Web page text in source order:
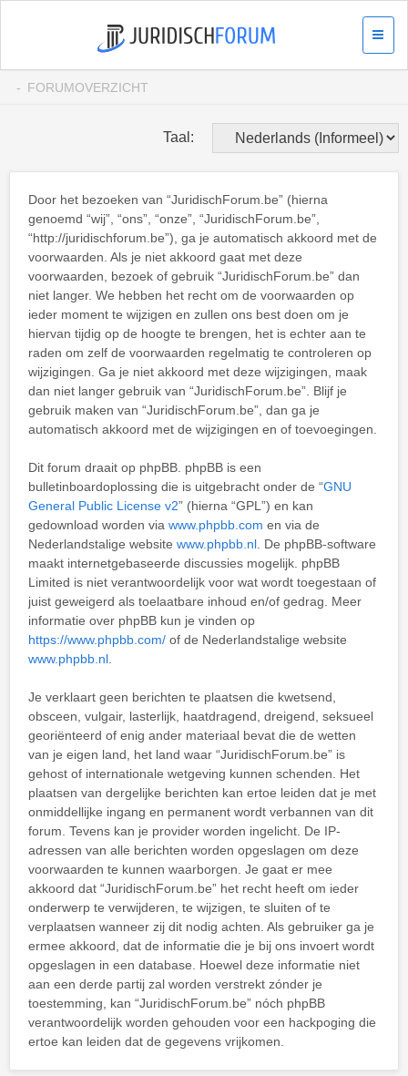
FORUMOVERZICHT
Taal:
Door het bezoeken van “JuridischForum.be” (hierna
genoemd “wij”, “ons”, “onze”, “JuridischForum.be”,
“http://juridischforum.be”), ga je automatisch akkoord met de
voorwaarden. Als je niet akkoord gaat met deze
voorwaarden, bezoek of gebruik “JuridischForum.be” dan
niet langer. We hebben het recht om de voorwaarden op
ieder moment te wijzigen en zullen ons best doen om je
hiervan tijdig op de hoogte te brengen, het is echter aan te
raden om zelf de voorwaarden regelmatig te controleren op
wijzigingen. Ga je niet akkoord met deze wijzigingen, maak
dan niet langer gebruik van “JuridischForum.be”. Blijf je
gebruik maken van “JuridischForum.be”, dan ga je
automatisch akkoord met de wijzigingen en of toevoegingen.
Dit forum draait op phpBB. phpBB is een
bulletinboardoplossing die is uitgebracht onder de “GNU
General Public License v2” (hierna “GPL”) en kan
gedownload worden via www.phpbb.com en via de
Nederlandstalige website www.phpbb.nl . De phpBB-software
maakt internetgebaseerde discussies mogelijk. phpBB
Limited is niet verantwoordelijk voor wat wordt toegestaan of
juist geweigerd als toelaatbare inhoud en/of gedrag. Meer
informatie over phpBB kun je vinden op
https://www.phpbb.com/ of de Nederlandstalige website
www.phpbb.nl
Je verklaart geen berichten te plaatsen die kwetsend,
obsceen, vulgair, lasterlijk, haatdragend, dreigend, seksueel
georiënteerd of enig ander materiaal bevat die de wetten
van je eigen land, het land waar “JuridischForum.be” is
gehost of internationale wetgeving kunnen schenden. Het
plaatsen van dergelijke berichten kan ertoe leiden dat je met
onmiddellijke ingang en permanent wordt verbannen van dit
forum. Tevens kan je provider worden ingelicht. De IP-
adressen van alle berichten worden opgeslagen om deze
voorwaarden te kunnen waarborgen. Je gaat er mee
akkoord dat “JuridischForum.be” het recht heeft om ieder
onderwerp te verwijderen, te wijzigen, te sluiten of te
verplaatsen wanneer zij dit nodig achten. Als gebruiker ga je
ermee akkoord, dat de informatie die je bij ons invoert wordt
opgeslagen in een database. Hoewel deze informatie niet
aan een derde partij zal worden verstrekt zónder je
toestemming, kan “JuridischForum.be” nóch phpBB
verantwoordelijk worden gehouden voor een hackpoging die
ertoe kan leiden dat de gegevens vrijkomen.